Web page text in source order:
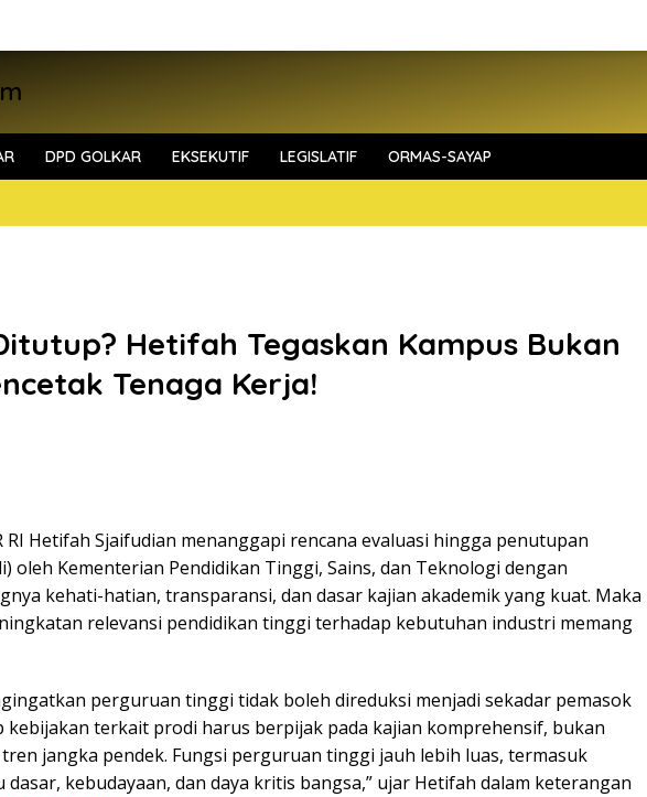
DPD GOLKAR EKSEKUTIF LEGISLATIF ORMAS-SAYAP
Hetifah Tegaskan Kampus Bukan
Tenaga Kerja!
RI Hetifah Sjaifudian menanggapi rencana evaluasi hingga penutupan
oleh Kementerian Pendidikan Tinggi, Sains, dan Teknologi dengan
kehati-hatian, transparansi, dan dasar kajian akademik yang kuat. Maka
relevansi pendidikan tinggi terhadap kebutuhan industri memang
perguruan tinggi tidak boleh direduksi menjadi sekadar pemasok
kebijakan terkait prodi harus berpijak pada kajian komprehensif, bukan
jangka pendek. Fungsi perguruan tinggi jauh lebih luas, termasuk
kebudayaan, dan daya kritis bangsa,” ujar Hetifah dalam keterangan